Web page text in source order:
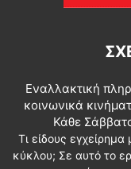
Εναλλακτική
κοινωνικά
Κάθε
Τι είδους
κύκλου; Σε αυτό το